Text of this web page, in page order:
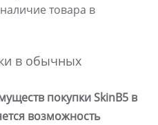
товара в
в обычных
покупки SkinB5 в
возможность